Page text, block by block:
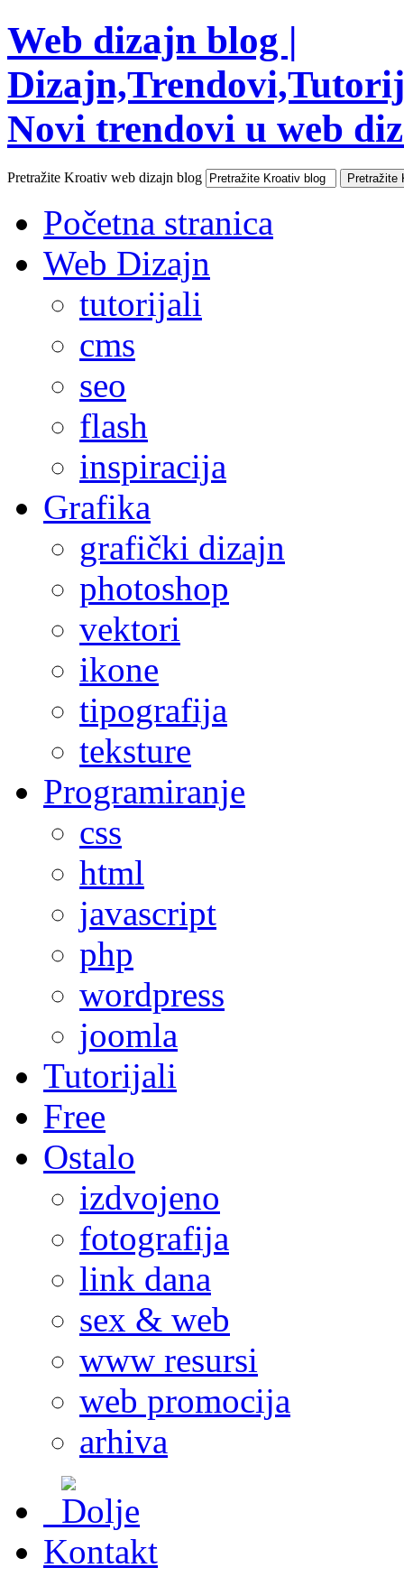
Web dizajn blog |
Novi trendovi u web
Pretražite Kroativ web dizajn blog
Početna stranica
Web Dizajn
tutorijali
cms
seo
flash
inspiracija
Grafika
grafički dizajn
photoshop
vektori
ikone
tipografija
teksture
Programiranje
css
html
javascript
php
wordpress
joomla
Tutorijali
Free
Ostalo
izdvojeno
fotografija
link dana
sex & web
www resursi
web promocija
arhiva
Kontakt